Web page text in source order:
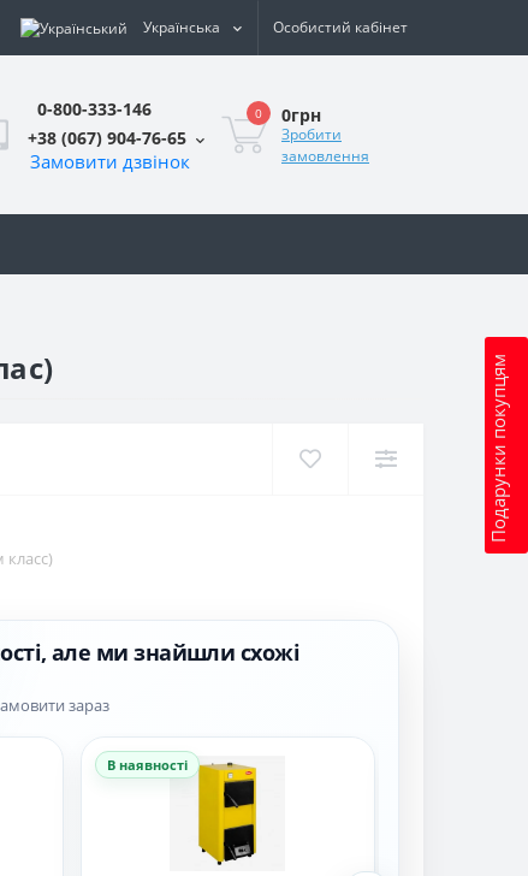
Українська Особистий кабінет
0-800-333-146
+38 (067) 904-76-65
Замовити дзвінок
0 0грн
Зробити
замовлення
Подарунки покупцям
але ми знайшли схожі
зараз
В наявності